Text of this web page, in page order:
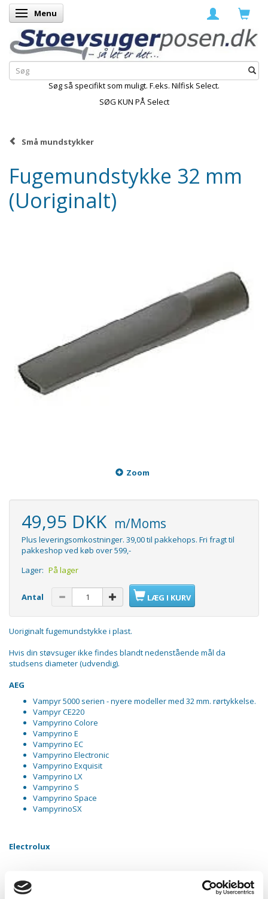
Skifte navigation
Menu
Søg så specifikt som muligt. F.eks. Nilfisk Select.
SØG KUN PÅ Select
Små mundstykker
Fugemundstykke 32 mm
(Uoriginalt)
Zoom
49,95 DKK m/Moms
Plus leveringsomkostninger. 39,00 til pakkehops. Fri fragt til
pakkeshop ved køb over 599,-
Lager: På lager
Antal LÆG I KURV
Uoriginalt fugemundstykke i plast.
Hvis din støvsuger ikke findes blandt nedenstående mål da
studsens diameter (udvendig).
AEG
Vampyr 5000 serien - nyere modeller med 32 mm. rørtykkelse.
Vampyr CE220
Vampyrino Colore
Vampyrino E
Vampyrino EC
Vampyrino Electronic
Vampyrino Exquisit
Vampyrino LX
Vampyrino S
Vampyrino Space
VampyrinoSX
Electrolux
Euroclean